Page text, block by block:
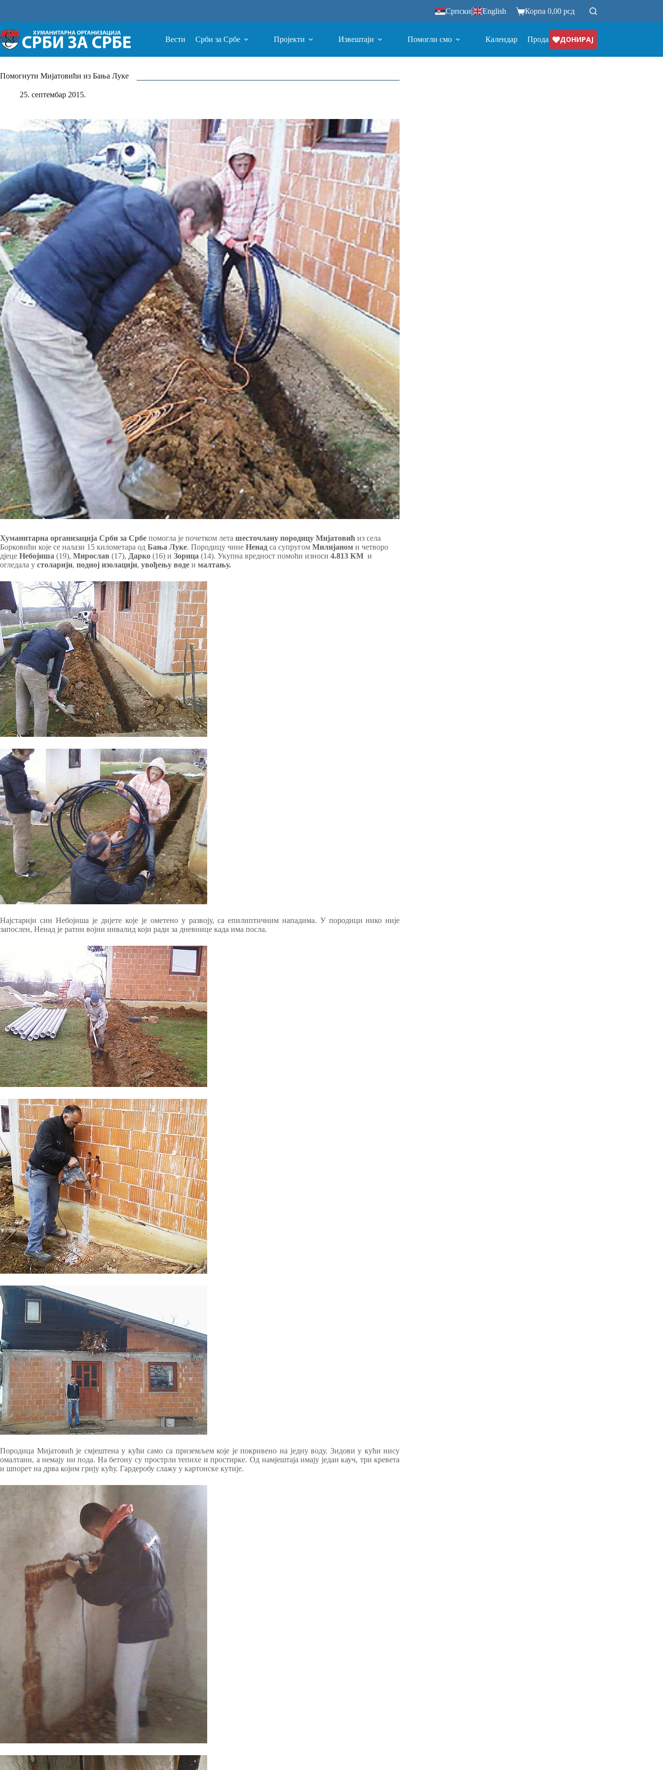
Српски| English Корпа 0,00 рсд
Вести Срби за Србе Пројекти Извештаји Помогли смо Календар ПродавницаДОНИРАЈ
Помогнути Мијатовићи из Бања Луке
25. септембар 2015.
Хуманитарна организација Срби за Србе помогла је почетком лета шесточлану породицу Мијатовић из села
Борковићи које се налази 15 километара од Бања Луке. Породицу чине Ненад са супругом Милијаном и четворо
дјеце Небојиша (19), Мирослав (17), Дарко (16) и Зорица (14). Укупна вредност помоћи износи 4.813 КМ и
огледала у столарији, подној изолацији, увођењу воде и малтању.
Најстарији син Небојиша је дијете које је ометено у развоју, са епилиптичним нападима. У породици нико није
запослен, Ненад је ратни војни инвалид који ради за дневнице када има посла.
Породица Мијатовић је смјештена у кући само са приземљем које је покривено на једну воду. Зидови у кући нису
омалтани, а немају ни пода. На бетону су прострли тепихе и простирке. Од намјештаја имају један кауч, три кревета
и шпорет на дрва којим грију кућу. Гардеробу слажу у картонске кутије.